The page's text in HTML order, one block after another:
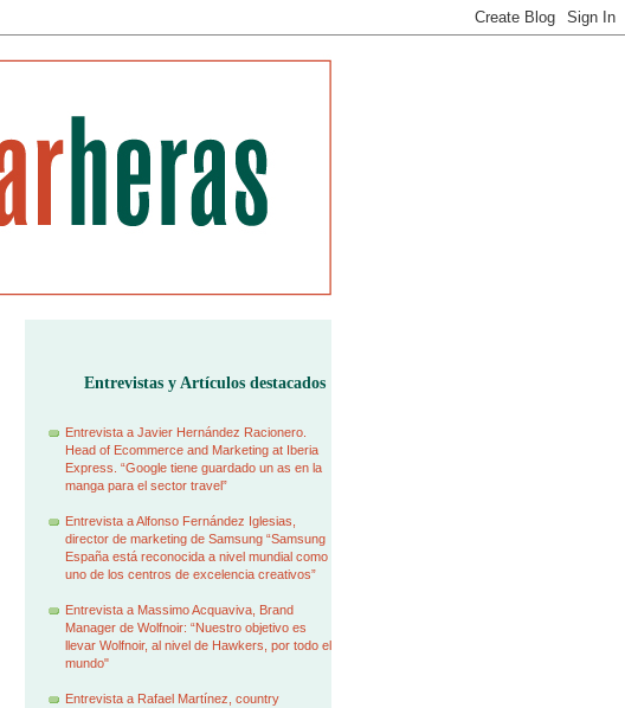
Entrevistas y Artículos destacados
Entrevista a Javier Hernández Racionero.
Head of Ecommerce and Marketing at Iberia
Express. “Google tiene guardado un as en la
manga para el sector travel”
Entrevista a Alfonso Fernández Iglesias,
director de marketing de Samsung “Samsung
España está reconocida a nivel mundial como
uno de los centros de excelencia creativos”
Entrevista a Massimo Acquaviva, Brand
Manager de Wolfnoir: “Nuestro objetivo es
llevar Wolfnoir, al nivel de Hawkers, por todo el
mundo"
Entrevista a Rafael Martínez, country